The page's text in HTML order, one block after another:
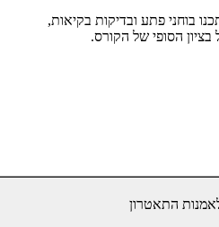
בוחני פתע ובדיקות בקיאות,
בציון הסופי של הקורס.
התאטרון